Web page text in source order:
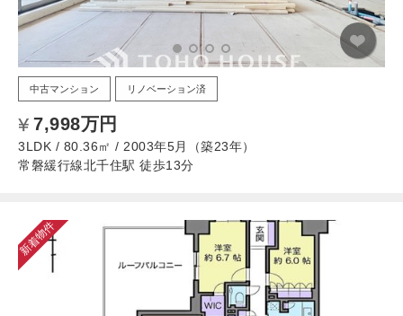
中古マンション リノベーション済
7,998万円
3LDK / 80.36㎡ / 2003年5月（築23年）
常磐緩行線北千住駅 徒歩13分
新着物件